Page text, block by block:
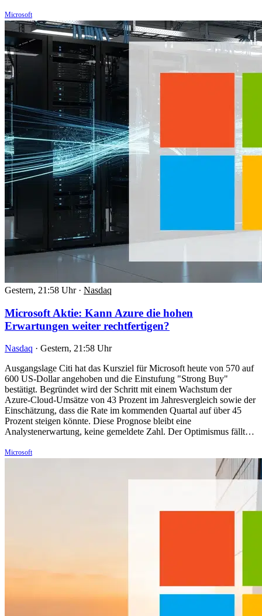
Microsoft
Gestern, 21:58 Uhr · Nasdaq
Microsoft Aktie: Kann Azure die hohen
Erwartungen weiter rechtfertigen?
Nasdaq · Gestern, 21:58 Uhr
Ausgangslage Citi hat das Kursziel für Microsoft heute von 570 auf
600 US-Dollar angehoben und die Einstufung "Strong Buy"
bestätigt. Begründet wird der Schritt mit einem Wachstum der
Azure-Cloud-Umsätze von 43 Prozent im Jahresvergleich sowie der
Einschätzung, dass die Rate im kommenden Quartal auf über 45
Prozent steigen könnte. Diese Prognose bleibt eine
Analystenerwartung, keine gemeldete Zahl. Der Optimismus fällt…
Microsoft